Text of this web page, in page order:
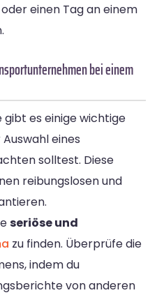
einen Tag an einem
bei einem
gibt es einige wichtige
eines
solltest. Diese
reibungslosen und
seriöse und
zu finden. Überprüfe die
indem du
von anderen